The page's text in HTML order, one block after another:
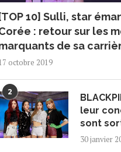
10] Sulli, star
: retour sur les
de sa
octobre 2019
2
leur
sont
30 janvier